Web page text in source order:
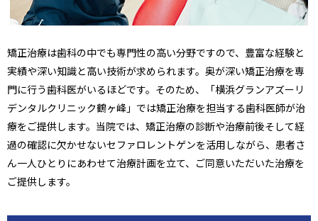
矯正治療は歯科の中でも専門性の高い分野ですので、豊富な経験と
実績や深い知識と高い技術が求められます。奥が深い矯正治療を専
門に行う歯科医がいるほどです。そのため、「横浜グランアズーリ
デンタルクリニック鶴ヶ峰」では矯正治療を担当する歯科医師が治
療をご提供します。当院では、矯正治療の診断や治療前後そして経
過の確認に欠かせないセファロレントゲンを活用しながら、患者さ
ん一人ひとりにあわせて治療計画を立て、ご同意いただいた治療を
ご提供します。